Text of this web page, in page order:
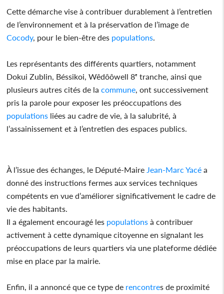
Cette démarche vise à contribuer durablement à l’entretien
de l’environnement et à la préservation de l’image de
Cocody, pour le bien-être des populations.
Les représentants des différents quartiers, notamment
Dokui Zublin, Béssikoi, Wêdôôwell 8ᵉ tranche, ainsi que
plusieurs autres cités de lacommune, ont successivement
pris la parole pour exposer les préoccupations des
populations liées au cadre de vie, à la salubrité, à
l’assainissement et à l’entretien des espaces publics.
À l’issue des échanges, le Député-Maire Jean-Marc Yacé a
donné des instructions fermes aux services techniques
compétents en vue d’améliorer significativement le cadre de
vie des habitants.
Il a également encouragé les populations à contribuer
activement à cette dynamique citoyenne en signalant les
préoccupations de leurs quartiers via une plateforme dédiée
mise en place par la mairie.
Enfin, il a annoncé que ce type de rencontres de proximité